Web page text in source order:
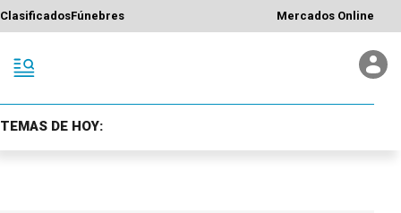
ClasificadosFúnebres Mercados Online
TEMAS DE HOY: